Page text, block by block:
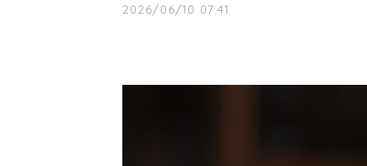
2026/06/10 07:41